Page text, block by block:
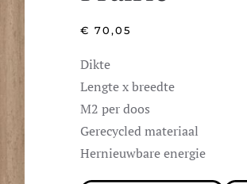
€ 70,05
Dikte
Lengte x breedte
M2 per doos
Gerecycled materiaal
Hernieuwbare energie